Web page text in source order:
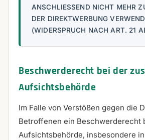
ANSCHLIESSEND NICHT MEHR
DER DIREKTWERBUNG
(WIDERSPRUCH NACH ART. 21
Beschwerde­recht bei der
Aufsichts­behörde
Im Falle von Verstößen gegen die
Betroffenen ein Beschwerderecht
Aufsichtsbehörde, insbesondere